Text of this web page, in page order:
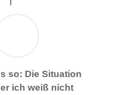
so: Die Situation
ich weiß nicht